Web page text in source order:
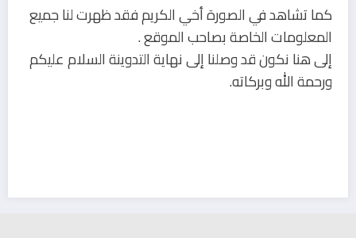
كما تشاهد في الصورة أخي الكريم فقد ظهرت لنا جميع
المعلومات الخاصة بصاحب الموقع .
إلى هنا نكون قد وصلنا إلى نهاية التدوينة السلام عليكم
ورحمة الله وبركاته.